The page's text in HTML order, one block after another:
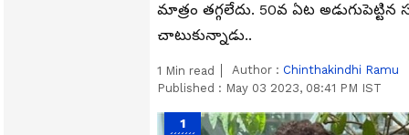
మాత్రం తగ్గలేదు. 50వ ఏట
చాటుకున్నాడు..
1 Min read Author : Chinthakindhi Ramu
Published : May 03 2023, 08:41 PM IST
1